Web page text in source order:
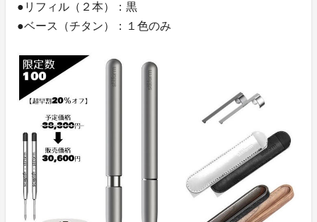
●リフィル（２本）：黒
●ベース（チタン）：１色のみ